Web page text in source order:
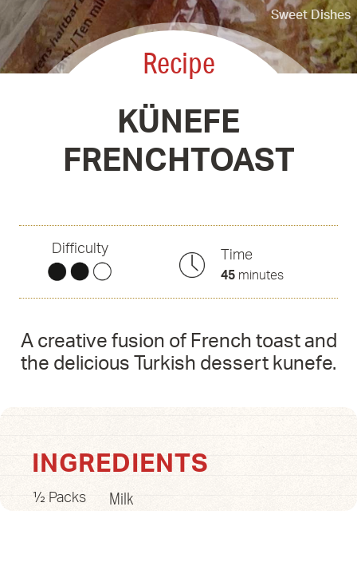
Sweet Dishes
Recipe
KÜNEFE
FRENCHTOAST
Difficulty Time
45minutes
A creative fusion of French toast and
the delicious Turkish dessert kunefe.
INGREDIENTS
½ Packs Milk